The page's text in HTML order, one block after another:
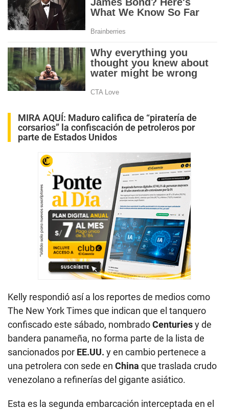
MIRA AQUÍ: Maduro califica de “piratería de
corsarios” la confiscación de petroleros por
parte de Estados Unidos
Kelly respondió así a los reportes de medios como
The New York Times que indican que el tanquero
confiscado este sábado, nombradoCenturiesy de
bandera panameña, no forma parte de la lista de
sancionados por EE.UU. y en cambio pertenece a
una petrolera con sede en China que traslada crudo
venezolano a refinerías del gigante asiático.
Esta es la segunda embarcación interceptada en el